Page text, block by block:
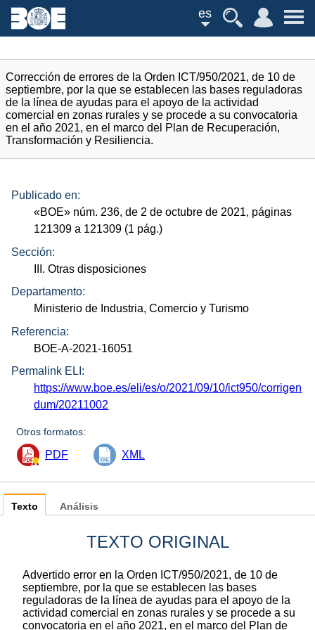
es
Corrección de errores de la Orden ICT/950/2021, de 10 de
septiembre, por la que se establecen las bases reguladoras
de la línea de ayudas para el apoyo de la actividad
comercial en zonas rurales y se procede a su convocatoria
en el año 2021, en el marco del Plan de Recuperación,
Transformación y Resiliencia.
Publicado en:
«BOE» núm. 236, de 2 de octubre de 2021, páginas
121309 a 121309 (1 pág.)
Sección:
III. Otras disposiciones
Departamento:
Ministerio de Industria, Comercio y Turismo
Referencia:
BOE-A-2021-16051
Permalink ELI:
https://www.boe.es/eli/es/o/2021/09/10/ict950/corrigen
dum/20211002
Otros formatos:
PDF XML
Texto
TEXTO ORIGINAL
Advertido error en la Orden ICT/950/2021, de 10 de
septiembre, por la que se establecen las bases
reguladoras de la línea de ayudas para el apoyo de la
actividad comercial en zonas rurales y se procede a su
convocatoria en el año 2021, en el marco del Plan de
Análisis